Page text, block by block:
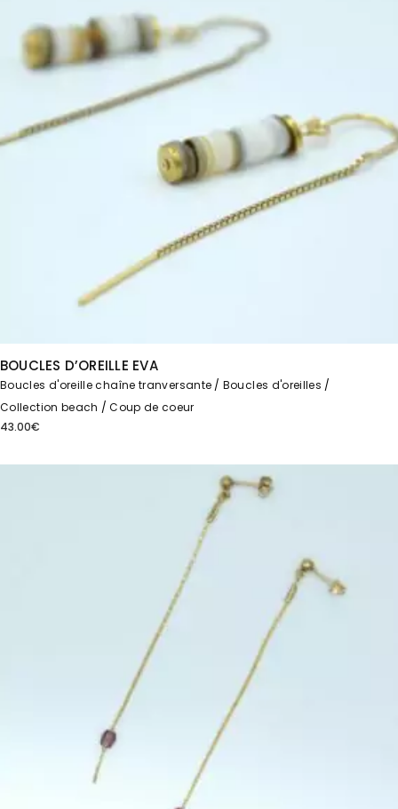
BOUCLES D’OREILLE EVA
Boucles d'oreille chaîne tranversante
Boucles d'oreilles
Collection beach
Coup de coeur
43.00€